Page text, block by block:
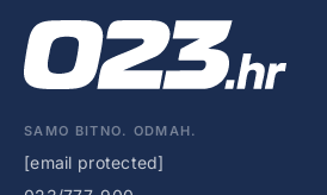
SAMO BITNO. ODMAH.
[email protected]